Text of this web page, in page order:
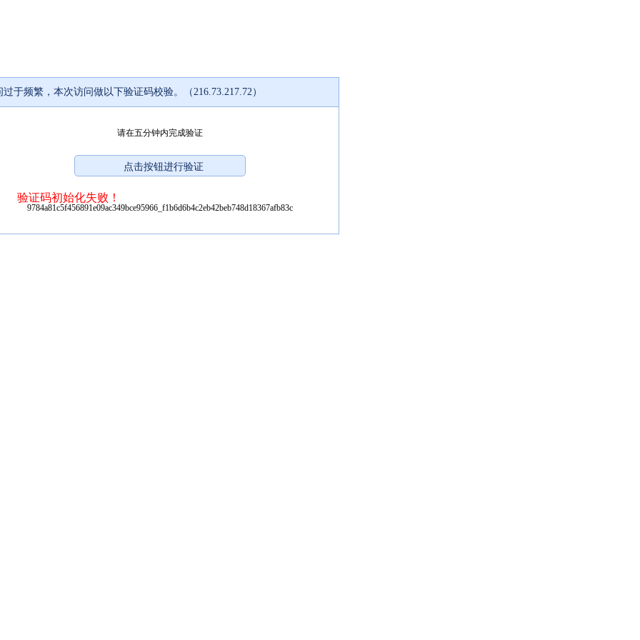
过于频繁，本次访问做以下验证码校验。（216.73.217.72）
请在五分钟内完成验证
验证码初始化失败！
9784a81c5f456891e09ac349bce95966_f1b6d6b4c2eb42beb748d18367afb83c